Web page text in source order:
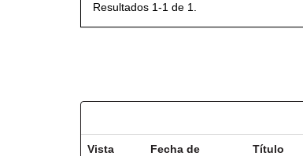
Resultados 1-1 de 1.
Vista
Fecha de
Título